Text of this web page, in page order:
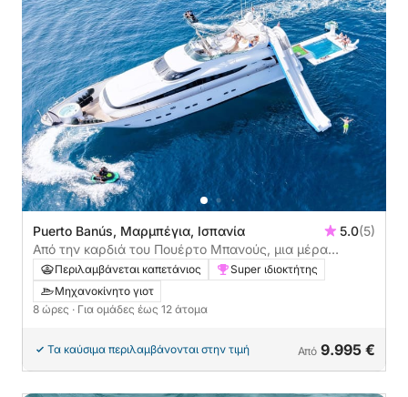
Puerto Banús, Μαρμπέγια, Ισπανία 5.0(5)
Από την καρδιά του Πουέρτο Μπανούς, μια μέρα
απόλυτης πολυτέλειας
Περιλαμβάνεται καπετάνιος
Super ιδιοκτήτης
Μηχανοκίνητο γιοτ
8 ώρες · Για ομάδες έως 12 άτομα
Τα καύσιμα περιλαμβάνονται στην τιμή Από 9.995 €